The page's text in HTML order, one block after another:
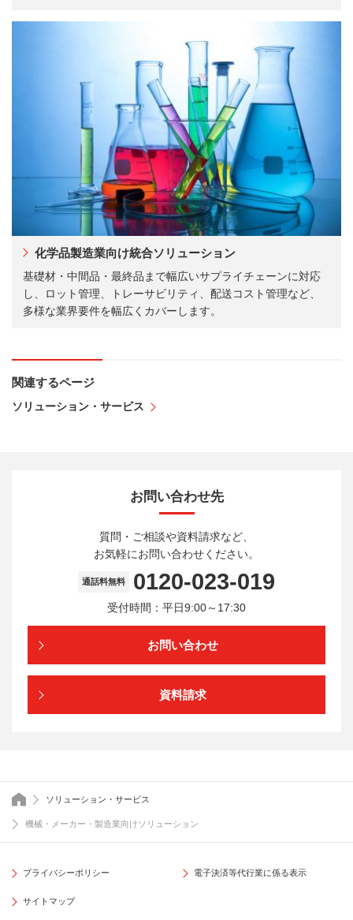
化学品製造業向け統合ソリューション
基礎材・中間品・最終品まで幅広いサプライチェーンに対応
し、ロット管理、トレーサビリティ、配送コスト管理など、
多様な業界要件を幅広くカバーします。
関連するページ
ソリューション・サービス
お問い合わせ先
質問・ご相談や資料請求など、
お気軽にお問い合わせください。
通話料無料 0120-023-019
受付時間：平日9:00～17:30
お問い合わせ
資料請求
トップページ
ソリューション・サービス
機械・メーカー・製造業向けソリューション
プライバシーポリシー 電子決済等代行業に係る表示
サイトマップ